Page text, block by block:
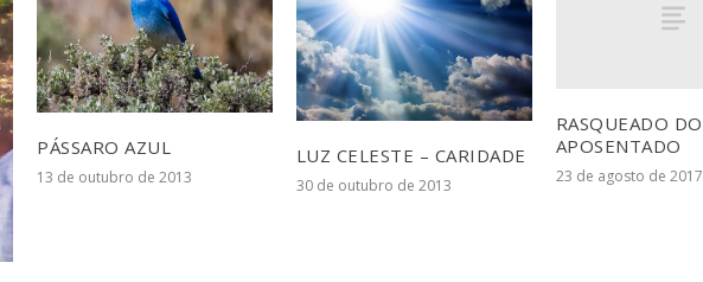
PÁSSARO AZUL
13 de outubro de 2013
LUZ CELESTE – CARIDADE
30 de outubro de 2013
RASQUEADO DO
APOSENTADO
23 de agosto de 2017